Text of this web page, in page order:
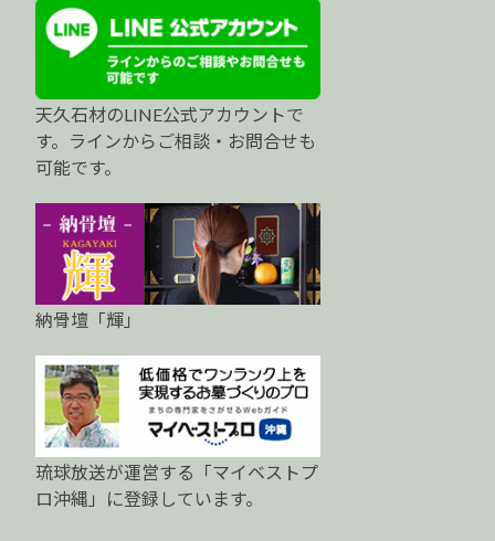
天久石材のLINE公式アカウントで
す。ラインからご相談・お問合せも
可能です。
納骨壇「輝」
琉球放送が運営する「マイベストプ
ロ沖縄」に登録しています。